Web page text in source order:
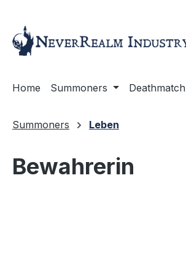
Home Summoners Deathmatch
Summoners Leben
Bewahrerin